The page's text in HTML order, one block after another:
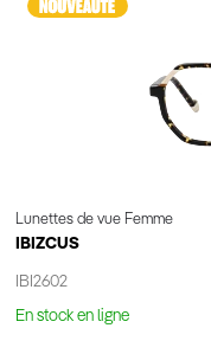
Lunettes de vue Femme
IBIZCUS
IBI2602
En stock en ligne